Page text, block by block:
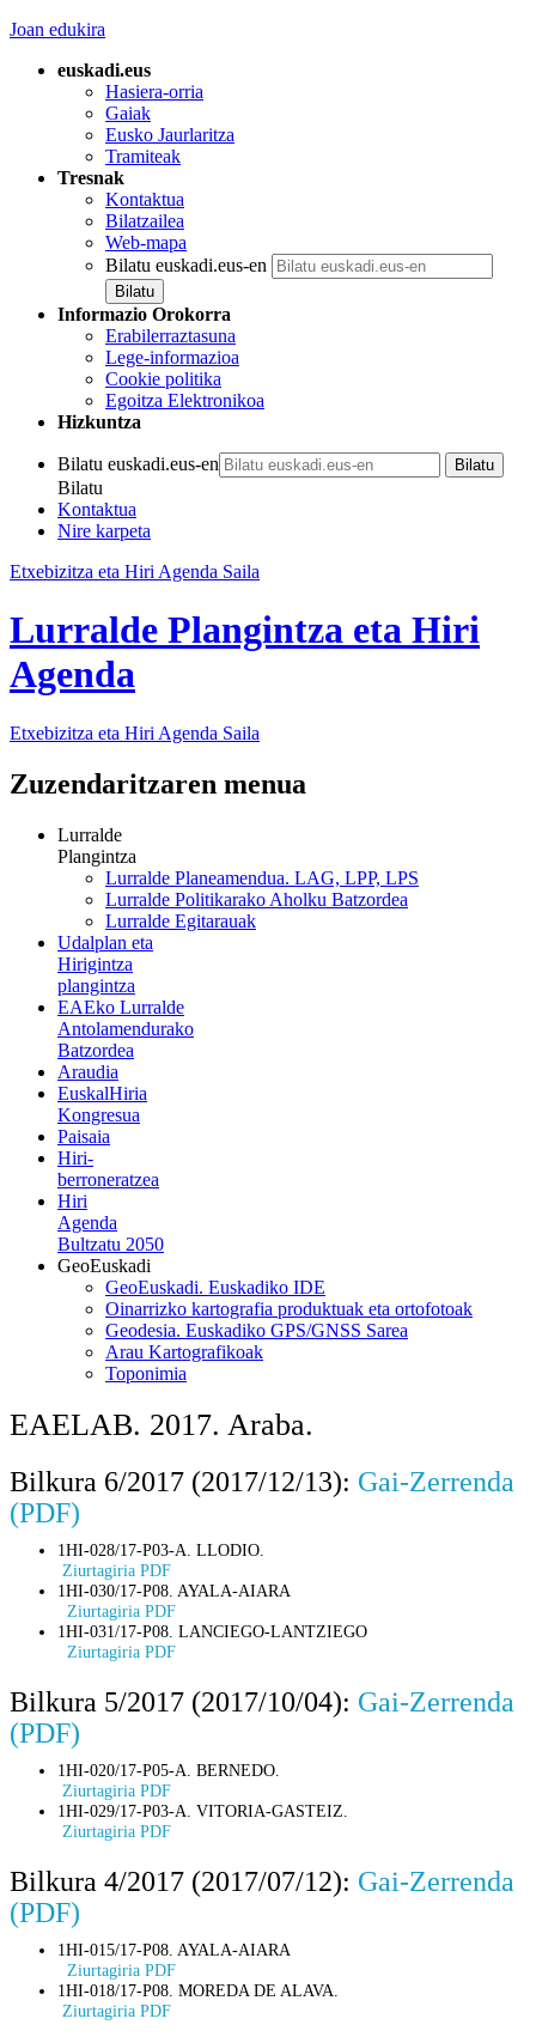
Joan edukira
euskadi.eus
Hasiera-orria
Gaiak
Eusko Jaurlaritza
Tramiteak
Tresnak
Kontaktua
Bilatzailea
Web-mapa
Bilatu euskadi.eus-en
Informazio Orokorra
Erabilerraztasuna
Lege-informazioa
Cookie politika
Egoitza Elektronikoa
Hizkuntza
Bilatu euskadi.eus-en
Bilatu
Kontaktua
Nire karpeta
Etxebizitza eta Hiri Agenda Saila
Lurralde Plangintza eta Hiri
Agenda
Etxebizitza eta Hiri Agenda Saila
Zuzendaritzaren menua
Lurralde
Plangintza
Lurralde Planeamendua. LAG, LPP, LPS
Lurralde Politikarako Aholku Batzordea
Lurralde Egitarauak
Udalplan eta
Hirigintza
plangintza
EAEko Lurralde
Antolamendurako
Batzordea
Araudia
EuskalHiria
Kongresua
Paisaia
Hiri-
berroneratzea
Hiri
Agenda
Bultzatu 2050
GeoEuskadi
GeoEuskadi. Euskadiko IDE
Oinarrizko kartografia produktuak eta ortofotoak
Geodesia. Euskadiko GPS/GNSS Sarea
Arau Kartografikoak
Toponimia
EAELAB. 2017. Araba.
Bilkura 6/2017 (2017/12/13): Gai-Zerrenda
(PDF)
1HI-028/17-P03-A. LLODIO.
Ziurtagiria PDF
1HI-030/17-P08. AYALA-AIARA
Ziurtagiria PDF
1HI-031/17-P08. LANCIEGO-LANTZIEGO
Ziurtagiria PDF
Bilkura 5/2017 (2017/10/04): Gai-Zerrenda
(PDF)
1HI-020/17-P05-A. BERNEDO.
Ziurtagiria PDF
1HI-029/17-P03-A. VITORIA-GASTEIZ.
Ziurtagiria PDF
Bilkura 4/2017 (2017/07/12): Gai-Zerrenda
(PDF)
1HI-015/17-P08. AYALA-AIARA
Ziurtagiria PDF
1HI-018/17-P08. MOREDA DE ALAVA.
Ziurtagiria PDF